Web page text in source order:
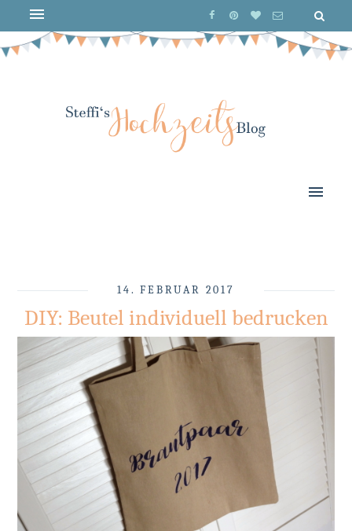
14. FEBRUAR 2017
DIY: Beutel individuell bedrucken